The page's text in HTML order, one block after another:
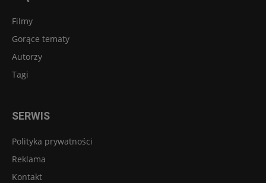
Filmy
Gorące tematy
Autorzy
Tagi
SERWIS
Polityka prywatności
Reklama
Kontakt